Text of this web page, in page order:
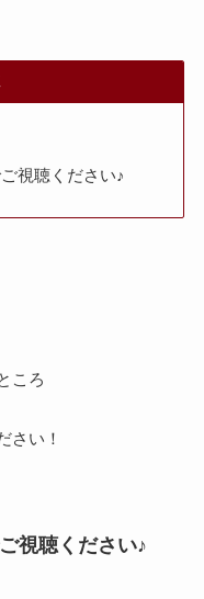
視聴ください♪
ころ
さい！
視聴ください♪